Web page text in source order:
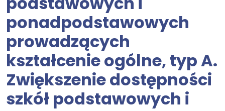
ponadpodstawowych
prowadzących
kształcenie ogólne, typ A.
Zwiększenie dostępności
szkół podstawowych i